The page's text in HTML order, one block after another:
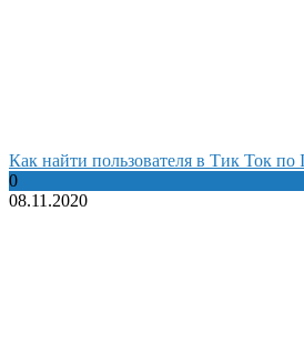
Как найти пользователя в Тик Ток
0
08.11.2020